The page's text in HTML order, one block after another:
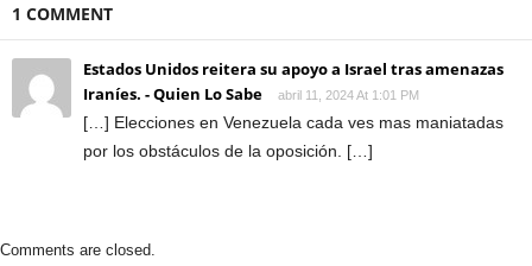
1 COMMENT
Estados Unidos reitera su apoyo a Israel tras amenazas
Iraníes. - Quien Lo Sabe
abril 11, 2024 At 1:01 PM
[…] Elecciones en Venezuela cada ves mas maniatadas
por los obstáculos de la oposición. […]
Comments are closed.